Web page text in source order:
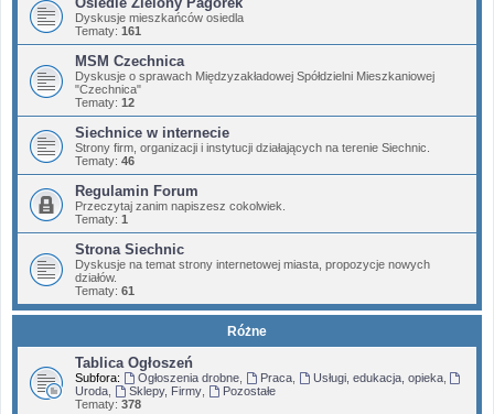
Dyskusje mieszkańców osiedla
Tematy: 161
MSM Czechnica
Dyskusje o sprawach Międzyzakładowej Spółdzielni Mieszkaniowej
"Czechnica"
Tematy: 12
Siechnice w internecie
Strony firm, organizacji i instytucji działających na terenie Siechnic.
Tematy: 46
Regulamin Forum
Przeczytaj zanim napiszesz cokolwiek.
Tematy: 1
Strona Siechnic
Dyskusje na temat strony internetowej miasta, propozycje nowych
działów.
Tematy: 61
Różne
Tablica Ogłoszeń
Subfora: Ogłoszenia drobne, Praca, Usługi, edukacja, opieka,
Uroda
Sklepy, Firmy,
Pozostałe
Tematy: 378